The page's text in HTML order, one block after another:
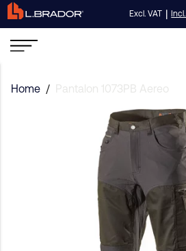
Excl. VAT |
Home / Pantalon 1073PB Aereo